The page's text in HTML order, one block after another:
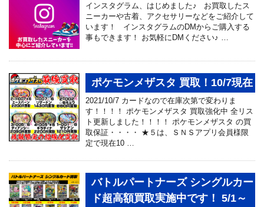
インスタグラム、はじめました♪ お買取したス
ニーカーや古着、アクセサリーなどをご紹介して
います！ インスタグラムのDMからご購入する
事もできます！ お気軽にDMください♪ …
ポケモンメザスタ 買取！10/7現在
2021/10/7 カードなので在庫次第で変わりま
す！！！！ ポケモンメザスタ 買取強化中 全リス
ト更新しました！！！！ ポケモンメザスタ の買
取保証・・・・ ★５は、ＳＮＳアプリ会員様限
定で現在10 …
バトルパートナーズ シングルカー
ド超高額買取実施中です！ 5/1～